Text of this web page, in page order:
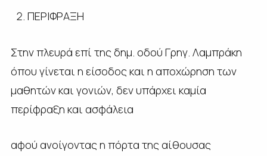
ΠΕΡΙΦΡΑΞΗ
Στην πλευρά επί της δημ. οδού Γρηγ. Λαμπράκη
όπου γίνεται η είσοδος και η αποχώρηση των
μαθητών και γονιών, δεν υπάρχει καμία
περίφραξη και ασφάλεια
αφού ανοίγοντας η πόρτα της αίθουσας